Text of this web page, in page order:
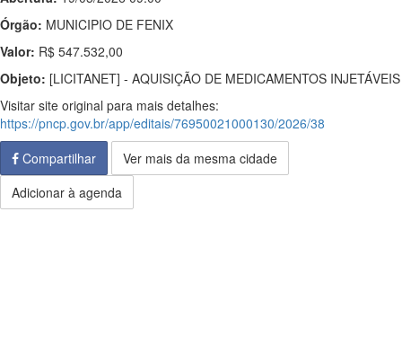
Órgão: MUNICIPIO DE FENIX
Valor: R$ 547.532,00
Objeto: [LICITANET] - AQUISIÇÃO DE MEDICAMENTOS INJETÁVEIS
Visitar site original para mais detalhes:
https://pncp.gov.br/app/editais/76950021000130/2026/38
Compartilhar
Ver mais da mesma cidade
Adicionar à agenda